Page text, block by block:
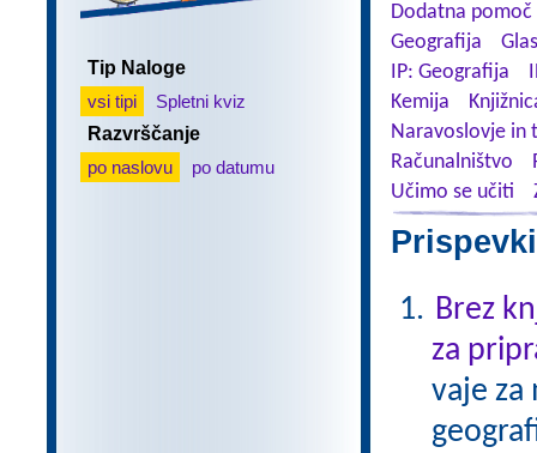
Tip Naloge
vsi tipi
Spletni kviz
Razvrščanje
po naslovu
po datumu
Dodatna
Geografija
IP: Geografija
Kemija
Naravoslovje in
Računalništvo
Učimo se učiti
Brez
za
vaje za